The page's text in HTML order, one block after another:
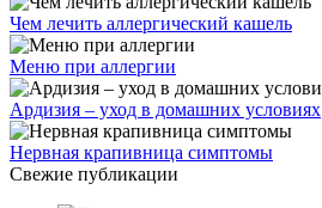
Чем лечить аллергический кашель
Меню при аллергии
Ардизия – уход в домашних условиях
Нервная крапивница симптомы
Свежие публикации